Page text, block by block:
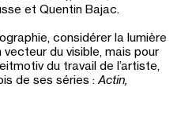
et Quentin Bajac.
considérer la lumière
du visible, mais pour
du travail de l’artiste,
de ses séries : Actin,